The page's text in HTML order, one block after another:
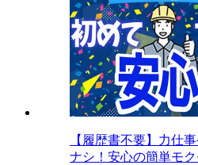
【履歴書不要】力仕
ナシ！安心の簡単モ